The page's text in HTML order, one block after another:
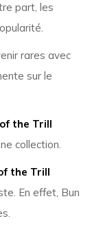
part, les
rares avec
sur le
the Trill
collection.
the Trill
En effet, Bun